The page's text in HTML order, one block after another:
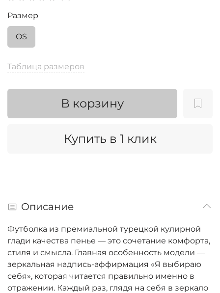
Таблица размеров
В корзину
Купить в 1 клик
Размер
OS
Описание
Футболка из премиальной турецкой кулирной
глади качества пенье — это сочетание комфорта,
стиля и смысла. Главная особенность модели —
зеркальная надпись-аффирмация «Я выбираю
себя», которая читается правильно именно в
отражении. Каждый раз, глядя на себя в зеркало